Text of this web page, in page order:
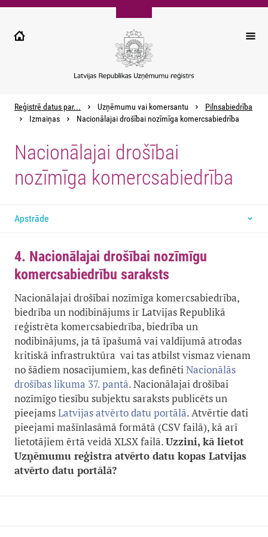
Pārlekt
galveno
Reģistrē datus par... Uzņēmumu vai komersantu
Pilnsabiedrība
Izmaiņas
Nacionālajai drošībai nozīmīga komercsabiedrība
Nacionālajai drošībai
nozīmīga komercsabiedrība
Apstrāde
4. Nacionālajai drošībai nozīmīgu
komercsabiedrību saraksts
Nacionālajai drošībai nozīmīga komercsabiedrība,
biedrība un nodibinājums ir Latvijas Republikā
reģistrēta komercsabiedrība, biedrība un
nodibinājums, ja tā īpašumā vai valdījumā atrodas
kritiskā infrastruktūra vai tas atbilst vismaz vienam
no šādiem nosacījumiem, kas definētiNacionālās
drošības likuma 37. pantā. Nacionālajai drošībai
nozīmīgo tiesību subjektu sarakstspublicēts un
pieejamsLatvijas atvērto datu portālā. Atvērtie dati
pieejami mašīnlasāmā formātā (CSV failā), kā arī
lietotājiem ērtā veidā XLSX failā.Uzzini, kā lietot
Uzņēmumu reģistra atvērto datu kopas Latvijas
atvērto datu portālā?​